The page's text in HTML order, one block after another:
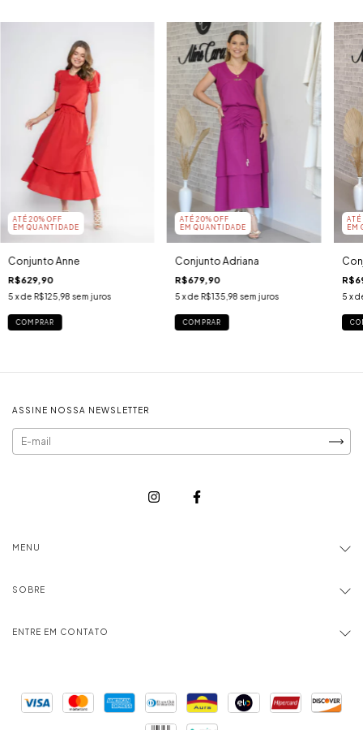
ATÉ 20% OFF
EM QUANTIDADE
Conjunto Anne
R$629,90
5 x de R$125,98 sem juros
COMPRAR
ATÉ 20% OFF
EM QUANTIDADE
Conjunto Adriana
R$679,90
5 x de R$135,98 sem juros
COMPRAR
ATÉ
EM
5 x
ASSINE NOSSA NEWSLETTER
MENU
SOBRE
ENTRE EM CONTATO